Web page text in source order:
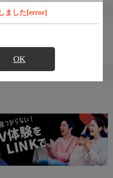
ました[error]
OK